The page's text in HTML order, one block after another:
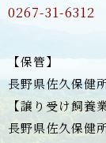
0267-31-6312
【保管】
長野県佐久保健
【譲り受け飼養業
長野県佐久保健